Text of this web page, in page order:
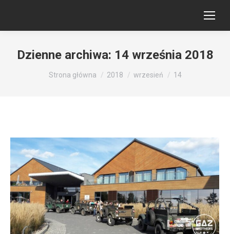
Dzienne archiwa: 14 września 2018
Jesteś tutaj:
Strona główna 2018 wrzesień 14